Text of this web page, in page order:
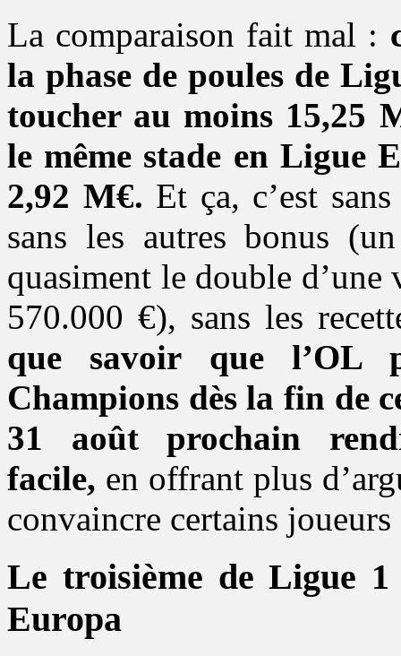
La comparaison fait mal :
la phase de poules de
toucher au moins 15,25
le même stade en Ligue
2,92 M€. Et ça, c’est
sans les autres bonus
quasiment le double
570.000 €), sans les
que savoir que l’OL
Champions dès la fin de
31 août prochain
facile, en offrant plus
convaincre certains joueurs
Le troisième de Ligue
Europa